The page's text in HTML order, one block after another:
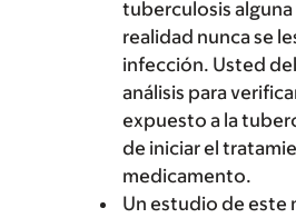
tuberculosis alguna
realidad nunca se
infección. Usted
análisis para
expuesto a la
de iniciar el
medicamento.
Un estudio de este